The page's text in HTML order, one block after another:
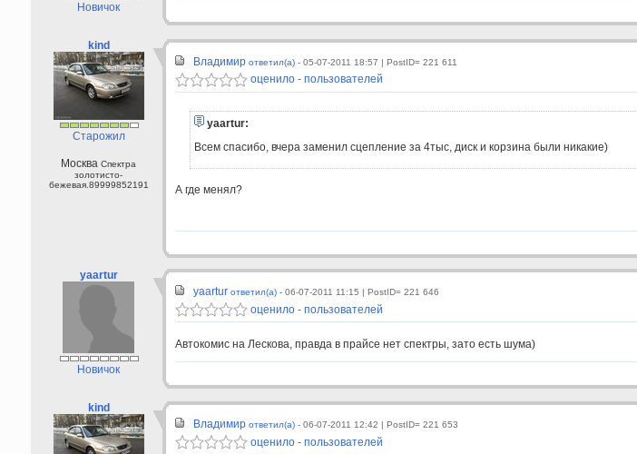
Новичок
kind
Старожил
МоскваСпектра
золотисто-
бежевая.89999852191
Владимир ответил(а) - 05-07-2011 18:57 | PostID= 221 611
оценило - пользователей
yaartur:
Всем спасибо, вчера заменил сцепление за 4тыс, диск и корзина были никакие)
А где менял?
yaartur
Новичок
yaartur ответил(а) - 06-07-2011 11:15 | PostID= 221 646
оценило - пользователей
Автокомис на Лескова, правда в прайсе нет спектры, зато есть шума)
kind
Владимир ответил(а) - 06-07-2011 12:42 | PostID= 221 653
оценило - пользователей